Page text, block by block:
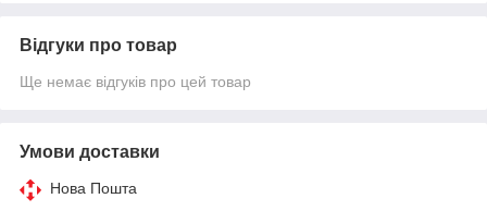
Відгуки про товар
Ще немає відгуків про цей товар
Умови доставки
Нова Пошта